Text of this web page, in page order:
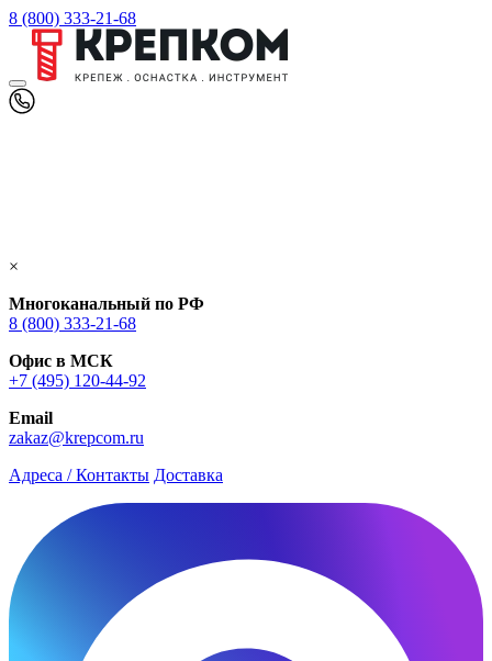
8 (800) 333-21-68
×
Многоканальный по РФ
8 (800) 333‑21-68
Офис в МСК
+7 (495) 120-44-92
Email
zakaz@krepcom.ru
Адреса / Контакты Доставка